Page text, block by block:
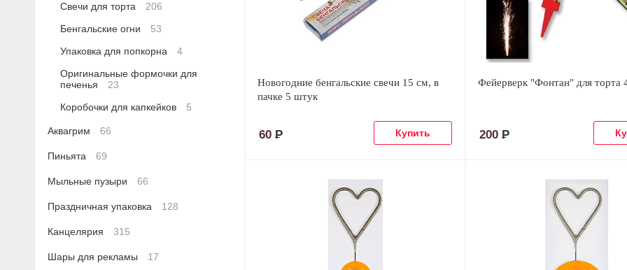
Новогодние бенгальские свечи 15 см, в
пачке 5 штук
60 Р
Фейерверк "Фонтан" для торта
200 Р
Свечи для торта
206
Бенгальские огни
53
Упаковка для попкорна
4
Оригинальные формочки для
печенья
23
Коробочки для капкейков
5
Аквагрим 66
Пиньята 69
Мыльные пузыри 66
Праздничная упаковка 128
Канцелярия 315
Шары для рекламы 17